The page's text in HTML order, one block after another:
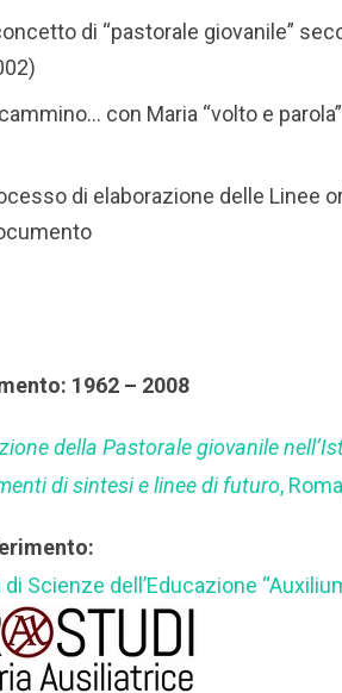
di “pastorale giovanile”
con Maria “volto e
di elaborazione delle Linee
1962 – 2008
della Pastorale giovanile
di sintesi e linee di futuro,
Scienze dell’Educazione